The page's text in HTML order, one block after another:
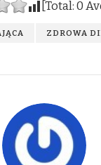
[Total:0
ZDROWA